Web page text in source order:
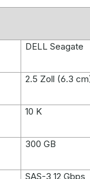
DELL Seagate
2.5 Zoll (6.3
10 K
300 GB
SAS-3 12 Gbps